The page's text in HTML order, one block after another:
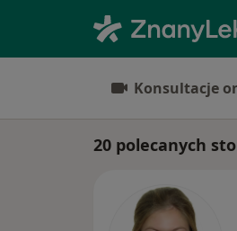
Konsultacje
20 polecanych